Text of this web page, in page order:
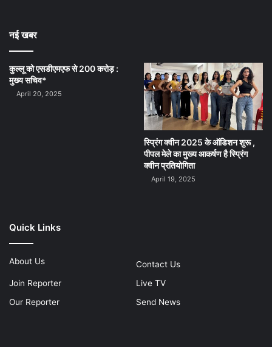
नई खबर
कुल्लू को एसडीएमएफ से 200 करोड़ :
मुख्य सचिव*
April 20, 2025
स्प्रिंग क्वीन 2025 के ऑडिशन शुरू ,
पीपल मेले का मुख्य आकर्षण है स्प्रिंग
क्वीन प्रतियोगिता
April 19, 2025
Quick Links
About Us
Contact Us
Join Reporter
Live TV
Our Reporter
Send News